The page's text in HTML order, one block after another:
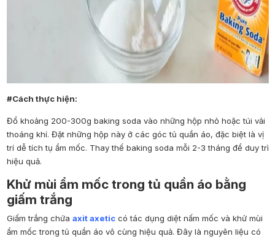
#Cách thực hiện:
Đổ khoảng 200-300g baking soda vào những hộp nhỏ hoặc túi vải
thoáng khí. Đặt những hộp này ở các góc tủ quần áo, đặc biệt là vị
trí dễ tích tụ ẩm mốc. Thay thế baking soda mỗi 2-3 tháng để duy trì
hiệu quả.
Khử mùi ẩm mốc trong tủ quần áo bằng
giấm trắng
Giấm trắng chứa axit axeticcó tác dụng diệt nấm mốc và khử mùi
ẩm mốc trong tủ quần áo vô cùng hiệu quả. Đây là nguyên liệu có